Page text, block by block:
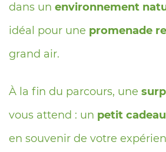
dans un environnement
idéal pour une promenade
grand air.
À la fin du parcours, une
vous attend : un petit cadeau
en souvenir de votre